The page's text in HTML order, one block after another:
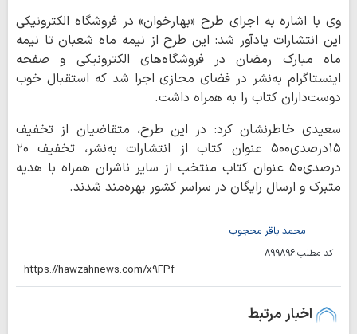
وی با اشاره به اجرای طرح «بهارخوان» در فروشگاه الکترونیکی
این انتشارات یادآور شد: این طرح از نیمه ماه شعبان تا نیمه
ماه مبارک رمضان در فروشگاه‌های الکترونیکی و صفحه
اینستاگرام به‌نشر در فضای مجازی اجرا شد که استقبال خوب
دوست‌داران کتاب را به همراه داشت.
سعیدی خاطرنشان کرد: در این طرح، متقاضیان از تخفیف
۱۵درصدی‌۵۰۰ عنوان کتاب از انتشارات به‌نشر، تخفیف ۲۰
درصدی۵۰ عنوان کتاب منتخب از سایر ناشران همراه با هدیه
متبرک و ارسال رایگان در سراسر کشور بهره‌مند شدند.
محمد باقر محجوب
کد مطلب:899896
اخبار مرتبط